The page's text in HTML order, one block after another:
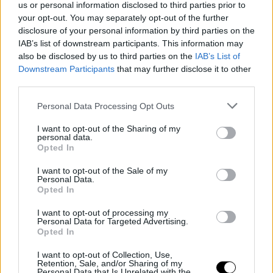
us or personal information disclosed to third parties prior to
your opt-out. You may separately opt-out of the further
disclosure of your personal information by third parties on the
IAB’s list of downstream participants. This information may
also be disclosed by us to third parties on the IAB’s List of
Downstream Participants that may further disclose it to other
Personal Data Processing Opt Outs
I want to opt-out of the Sharing of my
personal data.
Opted In
I want to opt-out of the Sale of my
Personal Data.
Opted In
I want to opt-out of processing my
Personal Data for Targeted Advertising.
Opted In
I want to opt-out of Collection, Use,
Retention, Sale, and/or Sharing of my
Αυτό το φυσικό τσάι από φύλλα μουριάς (Morus Nigra), ένα
φρούτο που προέρχεται από τη Δυτική Ασία (κυρίως Κίνα),
γάλα. Η υψηλή περιεκτικότητα σε ασβέστιο είναι πιθανό να
είναι η βασική αιτία που το καθιστά τόσο ευεργετικό για την
υγεία των οστών. Επιπλέον, οι αντιοξειδωτικές του ιδιότητες
ενισχύουν την οστική υγεία, καθιστώντας το ένα ιδανικό
φυσικό συμπλήρωμα για την ενίσχυση της οστικής μάζας.
Η παρασκευή του τσαγιού είναι πολύ εύκολη. Εάν θέλουμε να
ακολουθήσουμε τη δόση που χρησιμοποίησαν οι ερευνητές,
απλώς πρέπει να βράσουμε 12g φύλλα μουριάς σε 120 ml
νερού στους 90°C για 5-10 λεπτά. Στη συνέχεια, σουρώνουμε